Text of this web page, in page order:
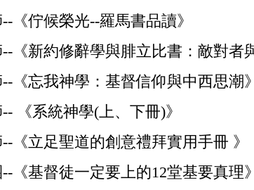
《佇候榮光--羅馬書品讀》
《新約修辭學與腓立比書：敵對者
《忘我神學：基督信仰與中西思潮
《系統神學(上、下冊)》
《立足聖道的創意禮拜實用手冊 》
《基督徒一定要上的12堂基要真理》